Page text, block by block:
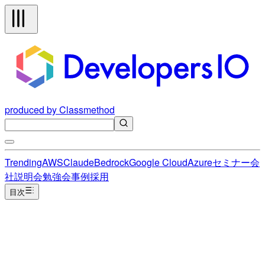
produced by Classmethod
TrendingAWSClaudeBedrockGoogle CloudAzureセミナー会
社説明会勉強会事例採用
目次